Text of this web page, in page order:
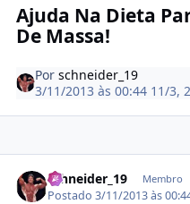
Ajuda Na Dieta
De Massa!
Porschneider_19
3/11/2013 às 00:44 11/3,
schneider_19 Membro
Postado3/11/2013 às